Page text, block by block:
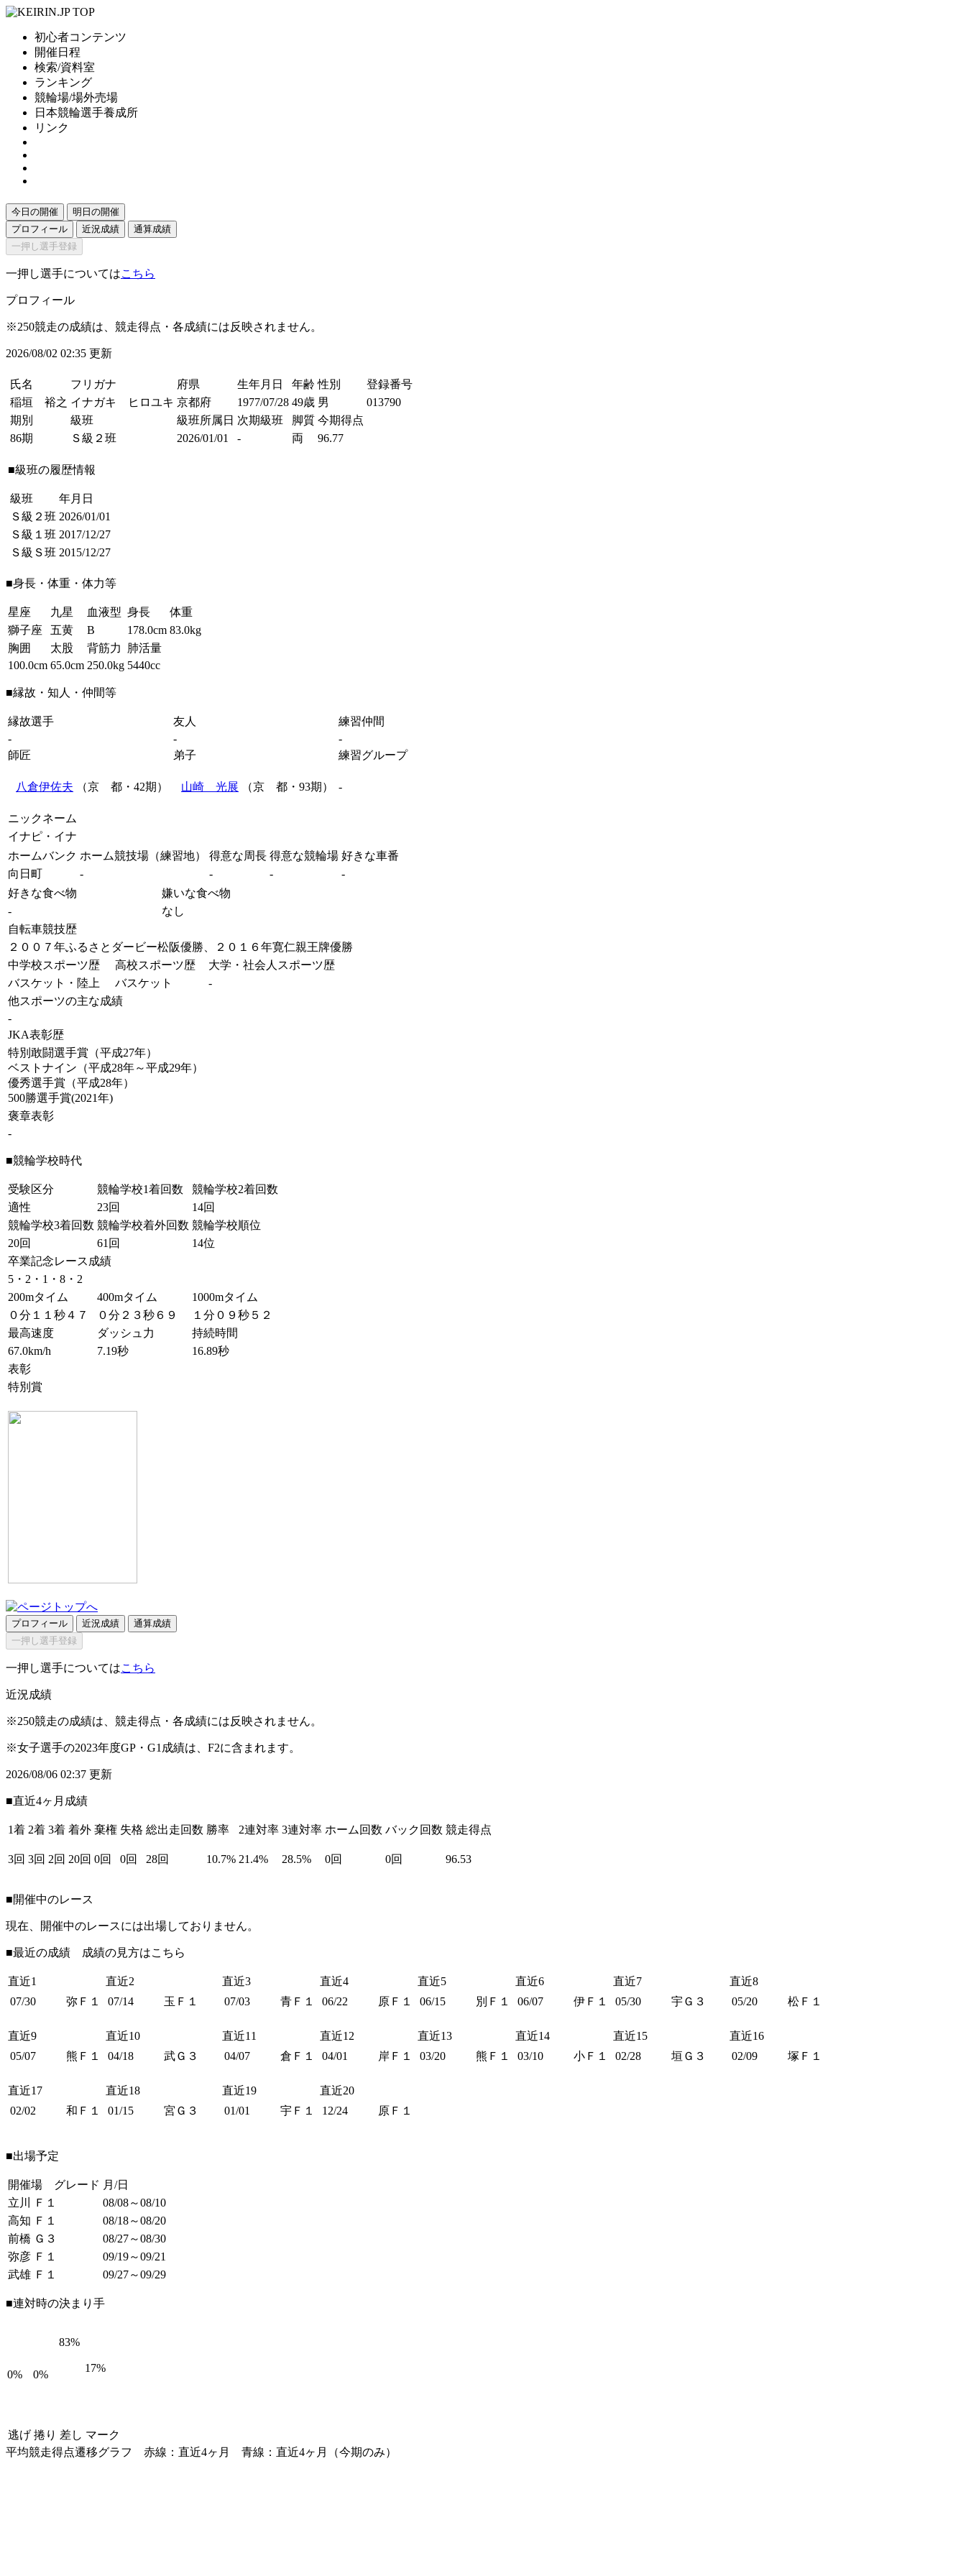
初心者コンテンツ
開催日程
検索/資料室
ランキング
競輪場/場外売場
日本競輪選手養成所
リンク
今日の開催
明日の開催
プロフィール
近況成績
通算成績
一押し選手登録
一押し選手についてはこちら
プロフィール
※250競走の成績は、競走得点・各成績には反映されません。
2026/08/02 02:35 更新
氏名 フリガナ 府県 生年月日 年齢 性別
登録番号
稲垣 裕之 イナガキ ヒロユキ 京都府 1977/07/28 49歳 男
013790
期別
級班 級班所属日 次期級班 脚質 今期得点
86期
Ｓ級２班 2026/01/01 - 両 96.77
■級班の履歴情報
級班
年月日
Ｓ級２班 2026/01/01
Ｓ級１班 2017/12/27
Ｓ級Ｓ班 2015/12/27
■身長・体重・体力等
星座 九星 血液型 身長
体重
獅子座
五黄 B 178.0cm 83.0kg
胸囲
太股 背筋力
肺活量
100.0cm 65.0cm 250.0kg 5440cc
■縁故・知人・仲間等
縁故選手 友人
練習仲間
-
-
-
師匠
弟子 練習グループ
八倉伊佐夫 （京 都・42期） 山崎 光展 （京 都・93期） -
ニックネーム
イナピ・イナ
ホームバンク ホーム競技場（練習地） 得意な周長 得意な競輪場 好きな車番
向日町
- - -
-
好きな食べ物
嫌いな食べ物
-
なし
自転車競技歴
２００７年ふるさとダービー松阪優勝、２０１６年寛仁親王牌優勝
中学校スポーツ歴
高校スポーツ歴
大学・社会人スポーツ歴
バスケット・陸上
バスケット
-
他スポーツの主な成績
-
JKA表彰歴
特別敢闘選手賞（平成27年）
ベストナイン（平成28年～平成29年）
優秀選手賞（平成28年）
500勝選手賞(2021年)
褒章表彰
-
■競輪学校時代
受験区分 競輪学校1着回数
競輪学校2着回数
適性
23回
14回
競輪学校3着回数 競輪学校着外回数 競輪学校順位
20回
61回
14位
卒業記念レース成績
5・2・1・8・2
200mタイム
400mタイム
1000mタイム
０分１１秒４７
０分２３秒６９
１分０９秒５２
最高速度
ダッシュ力
持続時間
67.0km/h
7.19秒
16.89秒
表彰
特別賞
プロフィール 近況成績
通算成績
一押し選手登録
一押し選手についてはこちら
近況成績
※250競走の成績は、競走得点・各成績には反映されません。
※女子選手の2023年度GP・G1成績は、F2に含まれます。
2026/08/06 02:37 更新
■直近4ヶ月成績
1着 2着 3着 着外 棄権 失格 総出走回数 勝率 2連対率 3連対率 ホーム回数 バック回数 競走得点
3回 3回 2回 20回 0回 0回 28回 10.7% 21.4% 28.5% 0回 0回 96.53
■開催中のレース
現在、開催中のレースには出場しておりません。
■最近の成績 成績の見方はこちら
直近1 直近2 直近3 直近4 直近5 直近6 直近7
直近8
07/30
弥Ｆ１ 07/14 玉Ｆ１ 07/03 青Ｆ１ 06/22 原Ｆ１ 06/15 別Ｆ１ 06/07 伊Ｆ１ 05/30 宇Ｇ３ 05/20 松Ｆ１
直近9 直近10 直近11 直近12 直近13 直近14 直近15
直近16
05/07
熊Ｆ１ 04/18 武Ｇ３ 04/07 倉Ｆ１ 04/01 岸Ｆ１ 03/20 熊Ｆ１ 03/10 小Ｆ１ 02/28 垣Ｇ３ 02/09 塚Ｆ１
直近17 直近18 直近19
直近20
02/02
和Ｆ１ 01/15 宮Ｇ３ 01/01 宇Ｆ１ 12/24 原Ｆ１
■出場予定
開催場 グレード 月/日
立川 Ｆ１
08/08～08/10
高知 Ｆ１
08/18～08/20
前橋 Ｇ３
08/27～08/30
弥彦 Ｆ１
09/19～09/21
武雄 Ｆ１
09/27～09/29
■連対時の決まり手
0% 0%
83%
17%
逃げ 捲り 差し マーク
平均競走得点遷移グラフ 赤線：直近4ヶ月 青線：直近4ヶ月（今期のみ）